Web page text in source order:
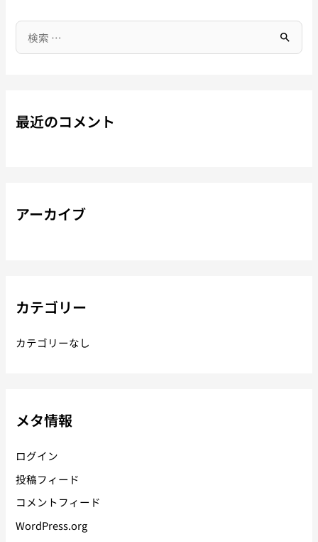
最近のコメント
アーカイブ
カテゴリー
カテゴリーなし
メタ情報
ログイン
投稿フィード
コメントフィード
WordPress.org